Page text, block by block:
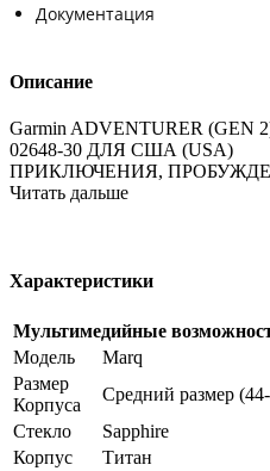
Документация
Описание
Garmin ADVENTURER
02648-30 ДЛЯ США (USA)
ПРИКЛЮЧЕНИЯ,
Читать дальше
Характеристики
Мультимедийные
Модель
Marq
Размер
Корпуса
Средний размер
Стекло
Sapphire
Корпус
Титан